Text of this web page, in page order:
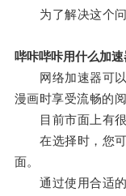
为了解决这个问
哔咔哔咔用什么加速
网络加速器可以
漫画时享受流畅的阅
目前市面上有很
在选择时，您可
面。
通过使用合适的